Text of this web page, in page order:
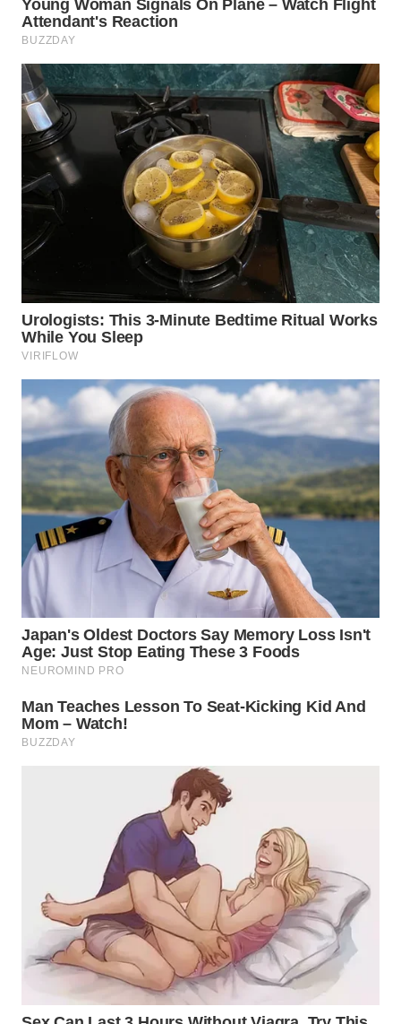
WN
LANGKAT
WN
TAPANULI
SELATAN
WN
TANJUNG
LESUNG
WN
WN
SIMALUNGUN
WN
LABUHANBATU
WN
TAPANULI
TENGAH
WN DELI
SERDANG
WN
TEBING
TINGGI
PAKPAK
WN
BOGOR
WN
DEPOK
WN